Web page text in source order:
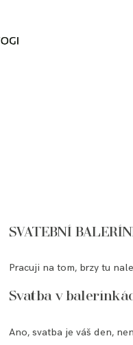
SVATEBNÍ
Pracuji na tom, brzy tu
Svatba v
Ano, svatba je váš den,